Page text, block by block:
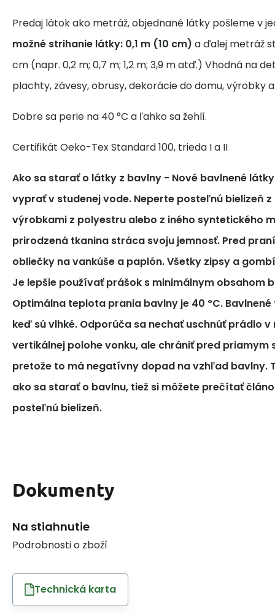
Predaj látok ako metráž, objednané látky pošleme v
možné strihanie látky: 0,1 m (10 cm) a ďalej metráž
cm (napr. 0,2 m; 0,7 m; 1,2 m; 3,9 m atď.) Vhodná na
plachty, závesy, obrusy, dekorácie do domu, výrobky
Dobre sa perie na 40 °C a ľahko sa žehlí.
Certifikát Oeko-Tex Standard 100, trieda I a II
Ako sa starať o látky z bavlny - Nové bavlnené
vyprať v studenej vode. Neperte posteľnú bielizeň
výrobkami z polyestru alebo z iného syntetického
prirodzená tkanina stráca svoju jemnosť. Pred
obliečky na vankúše a paplón. Všetky zipsy a
Je lepšie používať prášok s minimálnym obsahom
Optimálna teplota prania bavlny je 40 °C. Bavlnené
keď sú vlhké. Odporúča sa nechať uschnúť prádlo
vertikálnej polohe vonku, ale chrániť pred priamym
pretože to má negatívny dopad na vzhľad bavlny.
ako sa starať o bavlnu, tiež si môžete prečítať
posteľnú bielizeň.
Dokumenty
Na stiahnutie
Podrobnosti o zboží
Technická karta